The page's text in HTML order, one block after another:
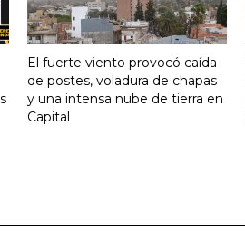
El fuerte viento provocó caída
de postes, voladura de chapas
y una intensa nube de tierra en
Capital